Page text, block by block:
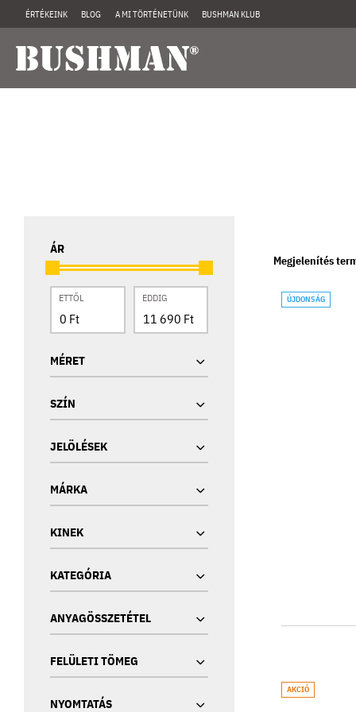
ÉRTÉKEINK BLOG A MI TÖRTÉNETÜNK BUSHMAN KLUB
ÁR
ETTŐL EDDIG
MÉRET
SZÍN
JELÖLÉSEK
MÁRKA
KINEK
KATEGÓRIA
ANYAGÖSSZETÉTEL
FELÜLETI TÖMEG
NYOMTATÁS
Megjelenítés
ÚJDONSÁG
AKCIÓ